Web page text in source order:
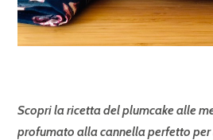
Scopri la ricetta del plumcake alle
profumato alla cannella perfetto